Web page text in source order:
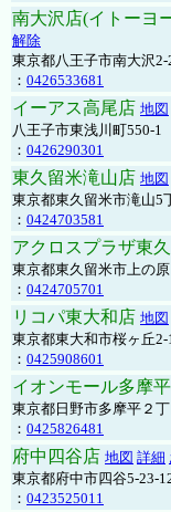
南大沢店(イトーヨ
解除
東京都八王子市南大沢
： 0426533681
イーアス高尾店 地図
八王子市東浅川町550-
： 0426290301
東久留米滝山店 地図
東京都東久留米市滝山5
： 0424703581
アクロスプラザ東
東京都東久留米市上の原
： 0424705701
リコパ東大和店 地図
東京都東大和市桜ヶ丘
： 0425908601
イオンモール多摩
東京都日野市多摩平２
： 0425826481
府中四谷店 地図 詳細
東京都府中市四谷5-23-
： 0423525011